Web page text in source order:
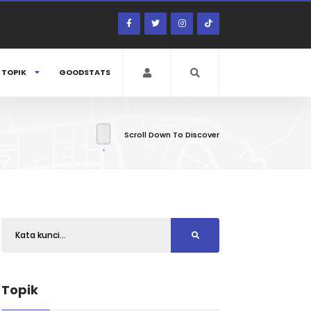
TOPIK GOODSTATS
Scroll Down To Discover
Topik